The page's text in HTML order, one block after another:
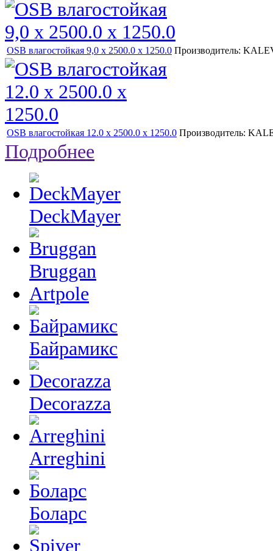
OSB влагостойкая 9,0 х 2500.0 х 1250.0 Производитель:
OSB влагостойкая 12.0 х 2500.0 х 1250.0 Производитель:
Подробнее
DeckMayer
Bruggan
Artpole
Байрамикс
Decorazza
Arreghini
Боларс